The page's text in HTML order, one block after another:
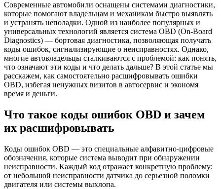
Современные автомобили оснащены системами диагностики,
которые помогают владельцам и механикам быстро выявлять
и устранять неполадки. Одной из наиболее популярных и
универсальных технологий является система OBD (On-Board
Diagnostics) — бортовая диагностика, позволяющая получать
коды ошибок, сигнализирующие о неисправностях. Однако,
многие автовладельцы сталкиваются с проблемой: как понять,
что означают эти коды и что делать дальше? В этой статье мы
расскажем, как самостоятельно расшифровывать ошибки
OBD, избегая ненужных визитов в автосервис и экономя
время и деньги.
Что такое коды ошибок OBD и зачем
их расшифровывать
Коды ошибок OBD — это специальные алфавитно-цифровые
обозначения, которые система выводит при обнаружении
неисправности. Каждый код отражает конкретную проблему:
от небольшой неисправности датчика до серьезной поломки
двигателя или системы выхлопа.